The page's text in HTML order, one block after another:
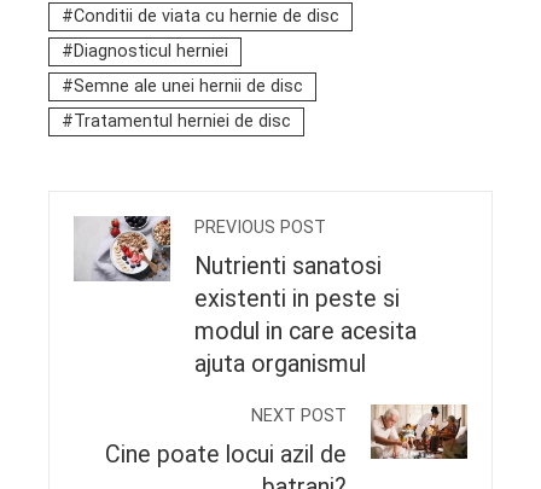
Conditii de viata cu hernie de disc
Diagnosticul herniei
Semne ale unei hernii de disc
Tratamentul herniei de disc
PREVIOUS POST
Nutrienti sanatosi
existenti in peste si
modul in care acesita
ajuta organismul
NEXT POST
Cine poate locui azil de